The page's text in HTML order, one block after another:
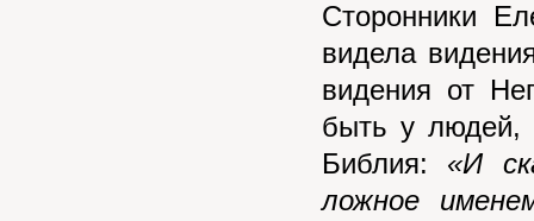
Сторонники
видела
видения от
быть у людей,
Библия: «И
ложное